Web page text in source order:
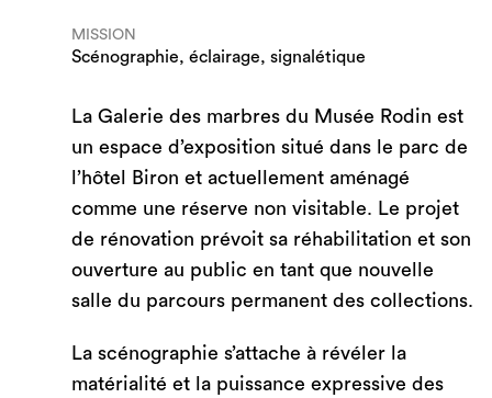
MISSION
Scénographie, éclairage, signalétique
La Galerie des marbres du Musée Rodin est
un espace d’exposition situé dans le parc de
l’hôtel Biron et actuellement aménagé
comme une réserve non visitable. Le projet
de rénovation prévoit sa réhabilitation et son
ouverture au public en tant que nouvelle
salle du parcours permanent des collections.
La scénographie s’attache à révéler la
matérialité et la puissance expressive des